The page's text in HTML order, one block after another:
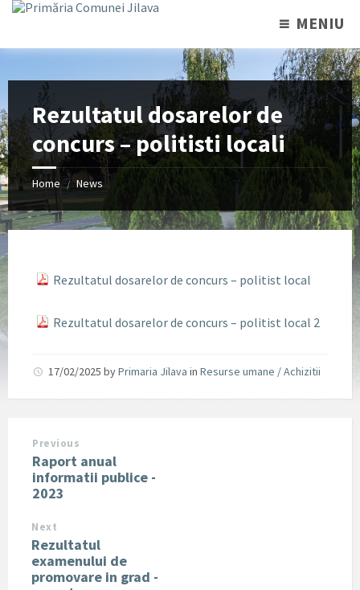
MENIU
Rezultatul dosarelor de
concurs – politisti locali
Home / News
Rezultatul dosarelor de concurs – politist local
Rezultatul dosarelor de concurs – politist local 2
17/02/2025 byPrimaria Jilava in Resurse umane / Achizitii
Previous
Raport anual
informatii publice -
2023
Next
Rezultatul
examenului de
promovare in grad -